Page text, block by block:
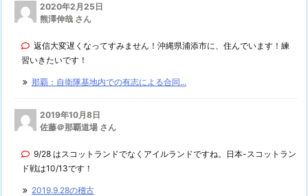
2020年2月25日
熊澤伸哉 さん
返信大変遅くなってすみません！沖縄県浦添市に、住んでいます！練
習いきたいです！
那覇：自衛隊基地内での有志による合同...
2019年10月8日
佐藤＠那覇道場 さん
9/28 はスコットランドでなくアイルランドですね。日本-スコットラン
ド戦は10/13です！
2019.9.28の稽古